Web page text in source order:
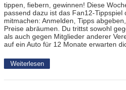
tippen, fiebern, gewinnen! Diese
passend dazu ist das Fan12-Tippspiel
mitmachen: Anmelden, Tipps
Preise abräumen. Du trittst sowohl
als auch gegen Mitglieder anderer
auf ein Auto für 12 Monate erwarten
Weiterlesen